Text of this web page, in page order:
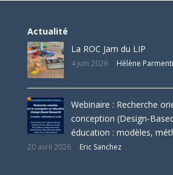
Actualité
La ROC Jam du LIP
4 juin 2026 Hélène
Webinaire : Recherche
conception (Design-
éducation : modèles,
20 avril 2026 Eric Sanchez